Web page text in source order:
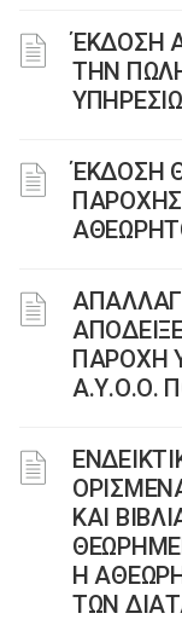
ΈΚΔΟΣΗ
ΤΗΝ
ΈΚΔΟΣΗ
ΠΑΡΟΧΗΣ
ΠΑΡΟΧΗ
Α.Υ.Ο.Ο.
ΚΑΙ
Η
ΤΩΝ